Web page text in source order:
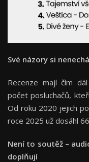
Své názory si
Recenze mají čím
počet posluchačů,
Od roku 2020 jejich
roce 2025 už dosáhl
Není to soutěž –
doplňují